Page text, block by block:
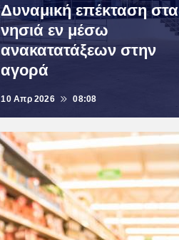
Δυναμική επέκταση στα
νησιά εν μέσω
ανακατατάξεων στην
αγορά
10 Απρ 2026 08:08